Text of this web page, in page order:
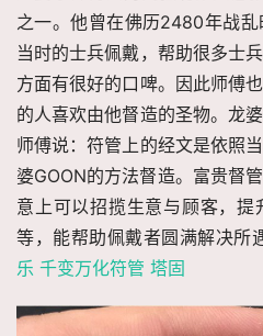
之一。他曾在佛历2480年战
当时的士兵佩戴，帮助很多士
方面有很好的口啤。因此师傅
的人喜欢由他督造的圣物。龙
师傅说：符管上的经文是依照
婆GOON的方法督造。富贵督
意上可以招揽生意与顾客，
等，能帮助佩戴者圆满解决所
乐 千变万化符管 塔固